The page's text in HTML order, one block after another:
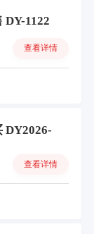
DY-1122
查看详情
DY2026-
查看详情